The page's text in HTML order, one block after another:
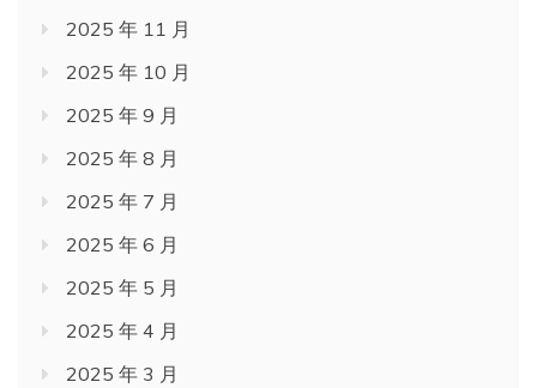
2025 年 11 月
2025 年 10 月
2025 年 9 月
2025 年 8 月
2025 年 7 月
2025 年 6 月
2025 年 5 月
2025 年 4 月
2025 年 3 月